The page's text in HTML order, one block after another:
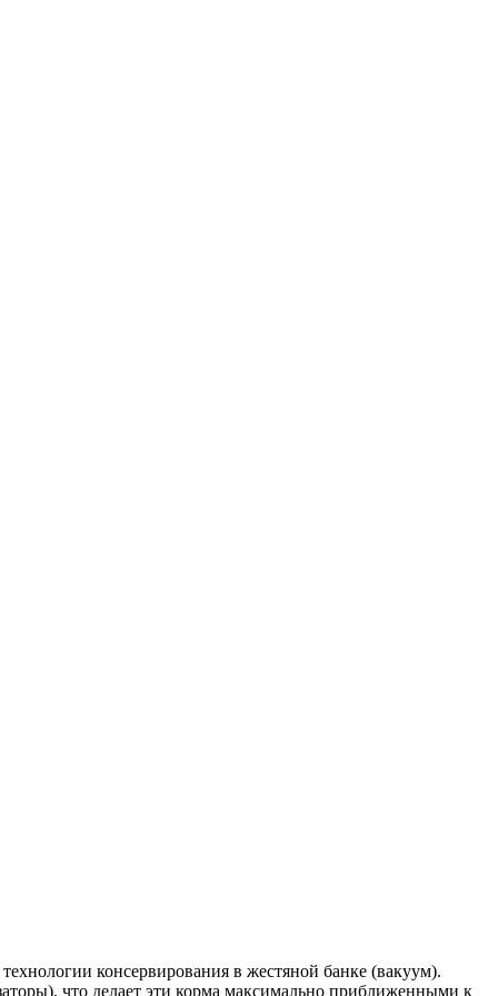
консервирования в жестяной банке (вакуум).
что делает эти корма максимально приближенными к